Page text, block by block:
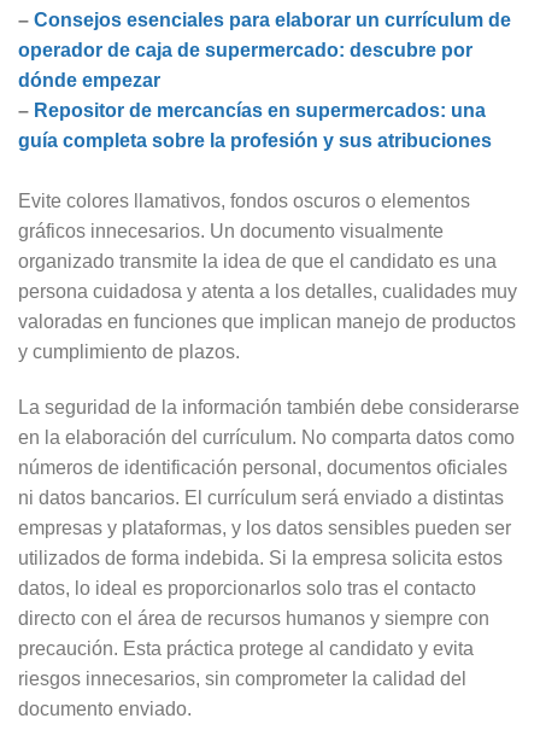
– Consejos esenciales para elaborar un currículum de
operador de caja de supermercado: descubre por
dónde empezar
– Repositor de mercancías en supermercados: una
guía completa sobre la profesión y sus atribuciones
Evite colores llamativos, fondos oscuros o elementos
gráficos innecesarios. Un documento visualmente
organizado transmite la idea de que el candidato es una
persona cuidadosa y atenta a los detalles, cualidades muy
valoradas en funciones que implican manejo de productos
y cumplimiento de plazos.
La seguridad de la información también debe considerarse
en la elaboración del currículum. No comparta datos como
números de identificación personal, documentos oficiales
ni datos bancarios. El currículum será enviado a distintas
empresas y plataformas, y los datos sensibles pueden ser
utilizados de forma indebida. Si la empresa solicita estos
datos, lo ideal es proporcionarlos solo tras el contacto
directo con el área de recursos humanos y siempre con
precaución. Esta práctica protege al candidato y evita
riesgos innecesarios, sin comprometer la calidad del
documento enviado.